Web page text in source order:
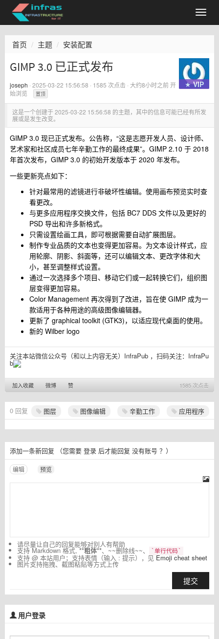
首页 主题 安装配置
★ VIP
GIMP 3.0 已正式发布
joseph · 2025-03-22 15:56:58 · 1585 次点击 · 大约8小时之前开
始浏览
置顶
这是一个创建于2025-03-22 15:56:58 的主题，其中的信息可能已经有所发
展或是发生改变。
GIMP 3.0 现已正式发布。公告称，“这是志愿开发人员、设计师、
艺术家和社区成员七年辛勤工作的最终成果”。GIMP 2.10 于 2018
年首次发布，GIMP 3.0 的初始开发版本于 2020 年发布。
一些更新亮点如下：
针对最常用的滤镜进行非破坏性编辑。使用画布预览实时查
看更改。
与更多应用程序交换文件，包括 BC7 DDS 文件以及更好的
PSD 导出和许多新格式。
只需设置绘画工具，即可根据需要自动扩展图层。
制作专业品质的文本也变得更加容易。为文本设计样式，应
用轮廓、阴影、斜面等，还可以编辑文本、更改字体和大
小，甚至调整样式设置。
通过一次选择多个项目、移动它们或一起转换它们，组织图
层变得更加容易。
Color Management 再次得到了改进，旨在使 GIMP 成为一
款适用于各种用途的高级图像编辑器。
更新了 graphical toolkit (GTK3)，以适应现代桌面的使用。
新的 Wilber logo
关注本站微信公众号（和以上内容无关）InfraPub ，扫码关注： InfraPu
b
1585 次点击
加入收藏 微博 赞
图层 图像编辑 辛勤工作 应用程序
0 回复
添加一条新回复 （您需要 登录 后才能回复 没有账号 ？）
编辑 预览
请尽量让自己的回复能够对别人有帮助
支持 Markdown 格式,**粗体**、~~删除线~~、 `单行代码`
支持 @ 本站用户；支持表情（输入 : 提示），见 Emoji cheat sheet
图片支持拖拽、截图粘贴等方式上传
提交
用户登录